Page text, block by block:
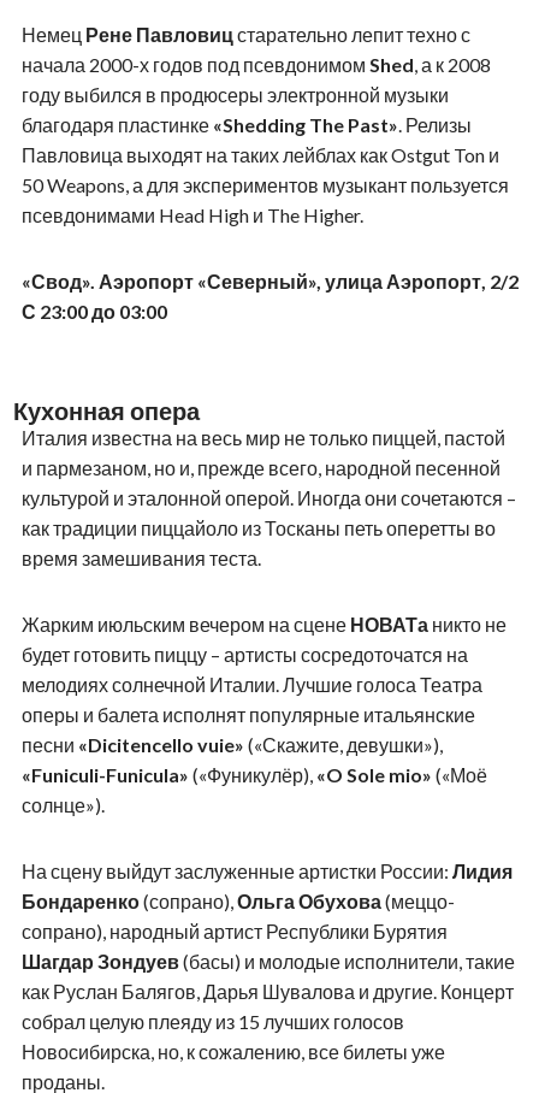
Немец Рене Павловиц старательно лепит техно с
начала 2000-х годов под псевдонимом Shed , а к 2008
году выбился в продюсеры электронной музыки
благодаря пластинке «Shedding The Past» . Релизы
Павловица выходят на таких лейблах как Ostgut Ton и
50 Weapons, а для экспериментов музыкант пользуется
псевдонимами Head High и The Higher.
«Свод». Аэропорт «Северный», улица Аэропорт, 2/2
С 23:00 до 03:00
Кухонная опера
Италия известна на весь мир не только пиццей, пастой
и пармезаном, но и, прежде всего, народной песенной
культурой и эталонной оперой. Иногда они сочетаются –
как традиции пиццайоло из Тосканы петь оперетты во
время замешивания теста.
Жарким июльским вечером на сцене НОВАТа никто не
будет готовить пиццу – артисты сосредоточатся на
мелодиях солнечной Италии. Лучшие голоса Театра
оперы и балета исполнят популярные итальянские
песни «Dicitencello vuie» («Скажите, девушки»),
«Funiculi-Funicula» («Фуникулёр), «O Sole mio» («Моё
солнце»).
На сцену выйдут заслуженные артистки России: Лидия
Бондаренко(сопрано), Ольга Обухова (меццо-
сопрано), народный артист Республики Бурятия
Шагдар Зондуев(басы) и молодые исполнители, такие
как Руслан Балягов, Дарья Шувалова и другие. Концерт
собрал целую плеяду из 15 лучших голосов
Новосибирска, но, к сожалению, все билеты уже
проданы.